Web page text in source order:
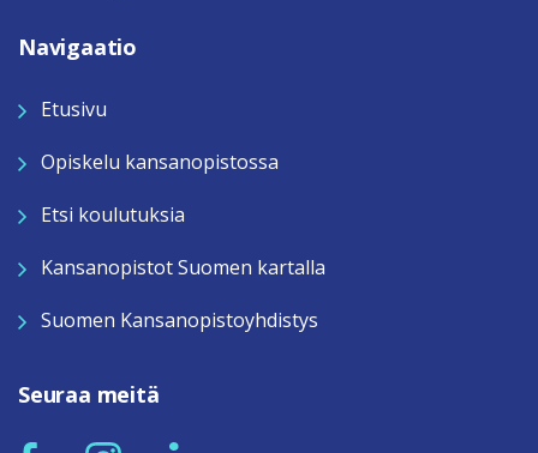
Navigaatio
Etusivu
Opiskelu kansanopistossa
Etsi koulutuksia
Kansanopistot Suomen kartalla
Suomen Kansanopistoyhdistys
Seuraa meitä